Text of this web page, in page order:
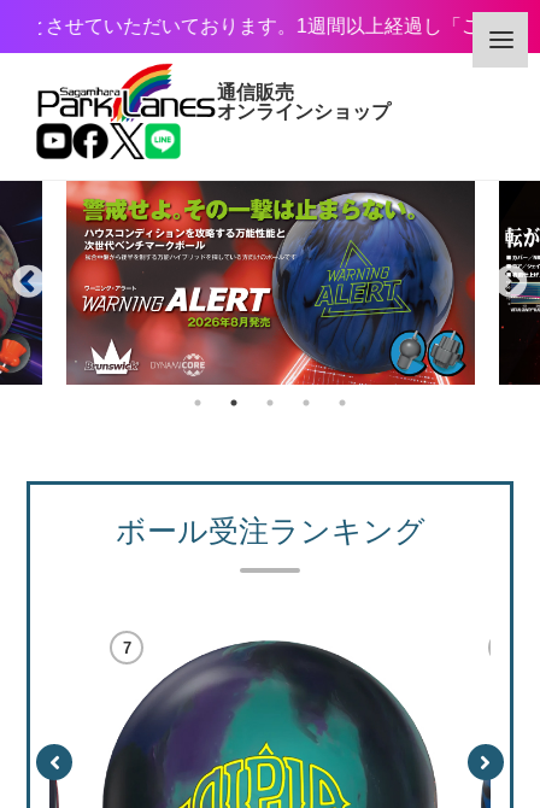
いております。1週間以上経過し「ご来場」もしく
通信販売
オンラインショップ
カテゴリー
メーカー
特価商品
ご利用ガイド
特定商取引法表記に
ボール受注ランキング